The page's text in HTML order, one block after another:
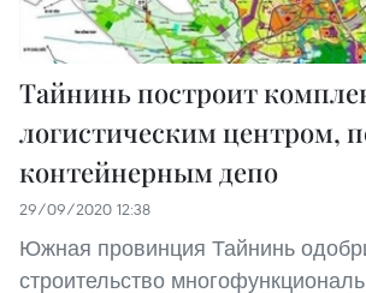
Тайнинь построит
логистическим центром,
контейнерным депо
29/09/2020 12:38
Южная провинция Тайнинь
строительство